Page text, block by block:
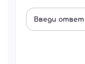
Введи ответ